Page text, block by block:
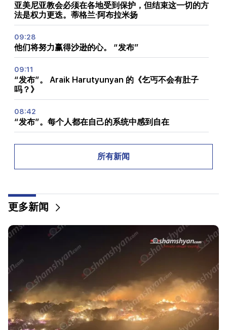
亚美尼亚教会必须在各地受到保护，但结束这一切的方
法是权力更迭。蒂格兰·阿布拉米扬
09:28
他们将努力赢得沙逊的心。 “发布”
09:11
“发布”。 Araik Harutyunyan 的《乞丐不会有肚子
吗？》
08:42
“发布”。每个人都在自己的系统中感到自在
08:19
Vardevanyan 的选举还是 Vehapar 的法庭开庭？议
国民议会中的职位如何重新分配。 “人们”
Anahit Kirakosyan 和她的前夫为女儿的婚礼准备的
昂贵礼物（视频）
23:58
佩泽什基安感谢邻国对伊朗的支持
22:58
机上13名乘客受伤。印度
22:09
所有新闻
更多新闻